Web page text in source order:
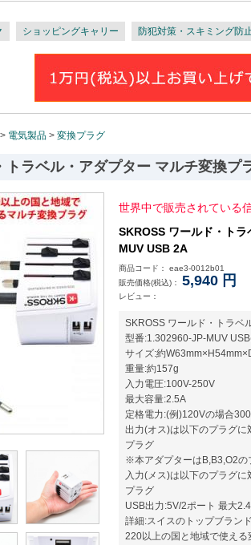
ショッピングキャリー 防犯対策・スキミング防
> 電気製品 > 変換プラグ
トラベル・アダプター マルチ変換プ
世界中で販売されている
SKROSS ワールド・ト
MUV USB 2A
商品コード： eae3-0012b01
販売価格(税込)：
5,940 円
レビュー：
SKROSS ワールド・トラベ
型番:1.302960-JP-MUV
サイズ:約
重量:約157g
入力電圧:100V-250V
最大容量:2.5A
定格電力:(例)120Vの場合
出力(オス)は以下のプラグに
プラグ
※本アダプターはB,B3,O2の
入力(メス)は以下のプラグ
プラグ
USB出力:5V/2ポート 最大
詳細:スイスのトップブラン
220以上の国と地域で使える